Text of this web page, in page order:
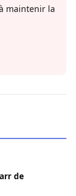
maintenir la
de